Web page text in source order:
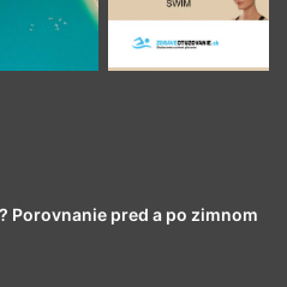
Porovnanie pred a po zimnom